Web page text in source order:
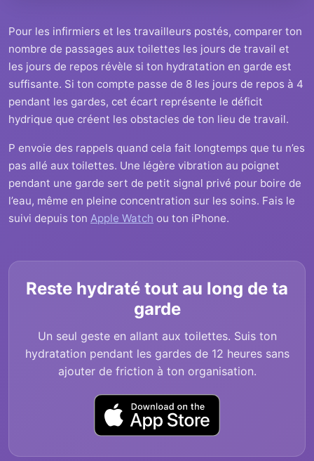
Pour les infirmiers et les travailleurs postés, comparer ton
nombre de passages aux toilettes les jours de travail et
les jours de repos révèle si ton hydratation en garde est
suffisante. Si ton compte passe de 8 les jours de repos à 4
pendant les gardes, cet écart représente le déficit
hydrique que créent les obstacles de ton lieu de travail.
P envoie des rappels quand cela fait longtemps que tu n’es
pas allé aux toilettes. Une légère vibration au poignet
pendant une garde sert de petit signal privé pour boire de
l’eau, même en pleine concentration sur les soins. Fais le
suivi depuis ton Apple Watch ou ton iPhone.
Reste hydraté tout au long de ta
garde
Un seul geste en allant aux toilettes. Suis ton
hydratation pendant les gardes de 12 heures sans
ajouter de friction à ton organisation.